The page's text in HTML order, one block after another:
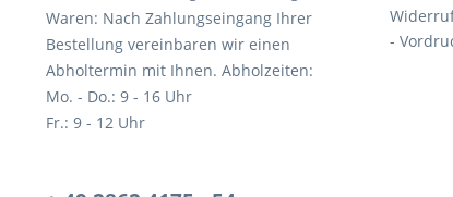
Waren: Nach Zahlungseingang Ihrer
Bestellung vereinbaren wir einen
Abholtermin mit Ihnen. Abholzeiten:
Mo. - Do.: 9 - 16 Uhr
Fr.: 9 - 12 Uhr
-